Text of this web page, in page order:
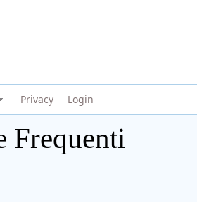
Privacy Login
Frequenti